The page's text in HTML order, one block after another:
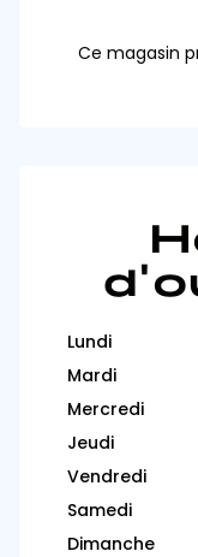
Ce magasin
Lundi
Mardi
Mercredi
Jeudi
Vendredi
Samedi
Dimanche